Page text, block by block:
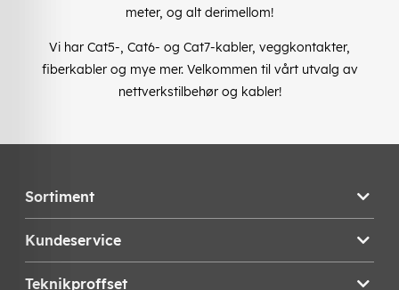
meter, og alt derimellom!
Vi har Cat5-, Cat6- og Cat7-kabler, veggkontakter,
fiberkabler og mye mer. Velkommen til vårt utvalg av
nettverkstilbehør og kabler!
Sortiment
Kundeservice
Teknikproffset